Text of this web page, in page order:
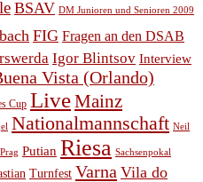
BSAV DM Junioren und Senioren 2009
FIG Fragen an den DSAB
Igor Blintsov Interview
Vista (Orlando)
Cup LiveMainz
Nationalmannschaft Neil
Prag Putian Riesa Sachsenpokal
Turnfest Varna Vila do